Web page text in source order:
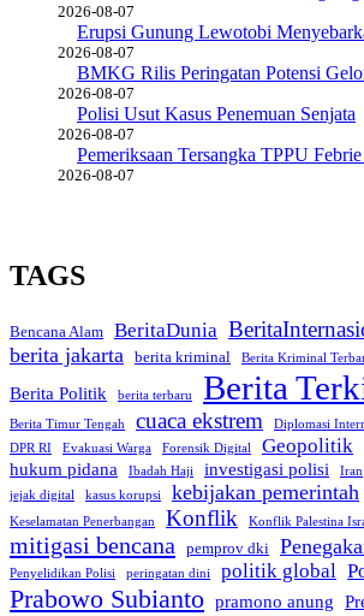
2026-08-07
Erupsi Gunung Lewotobi
2026-08-07
BMKG Rilis Peringatan Potensi
2026-08-07
Polisi Usut Kasus Penemuan Senjata
2026-08-07
Pemeriksaan Tersangka TPPU
2026-08-07
TAGS
Bencana Alam BeritaDunia
berita jakarta berita kriminal Berita Kriminal
Berita Politik berita terbaru Berita
Berita Timur Tengah cuaca ekstrem Diplomasi
DPR RI
Evakuasi Warga Forensik Digital Geopolitik
hukum pidana
Ibadah Haji investigasi polisi Iran
jejak digital
kasus korupsi kebijakan pemerintah
Keselamatan Penerbangan
Konflik Konflik Palestina
mitigasi bencana pemprov dki
Penyelidikan Polisi peringatan dini politik global
Prabowo Subianto pramono anung